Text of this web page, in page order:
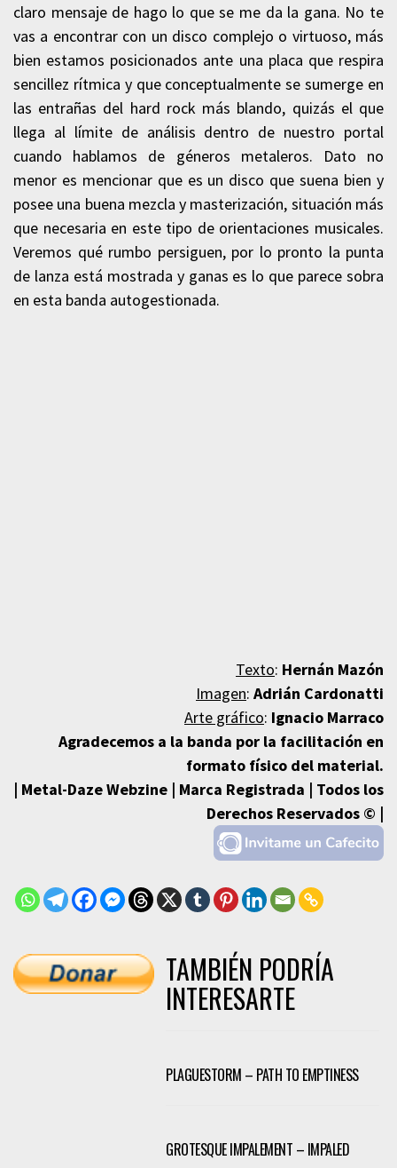
claro mensaje de hago lo que se me da la gana. No te
vas a encontrar con un disco complejo o virtuoso, más
bien estamos posicionados ante una placa que respira
sencillez rítmica y que conceptualmente se sumerge en
las entrañas del hard rock más blando, quizás el que
llega al límite de análisis dentro de nuestro portal
cuando hablamos de géneros metaleros. Dato no
menor es mencionar que es un disco que suena bien y
posee una buena mezcla y masterización, situación más
que necesaria en este tipo de orientaciones musicales.
Veremos qué rumbo persiguen, por lo pronto la punta
de lanza está mostrada y ganas es lo que parece sobra
en esta banda autogestionada.
Texto: Hernán Mazón
Imagen: Adrián Cardonatti
Arte gráfico: Ignacio Marraco
Agradecemos a la banda por la facilitación en
formato físico del material.
| Metal-Daze Webzine | Marca Registrada | Todos los
Derechos Reservados © |
TAMBIÉN PODRÍA
INTERESARTE
PLAGUESTORM – PATH TO EMPTINESS
GROTESQUE IMPALEMENT – IMPALED